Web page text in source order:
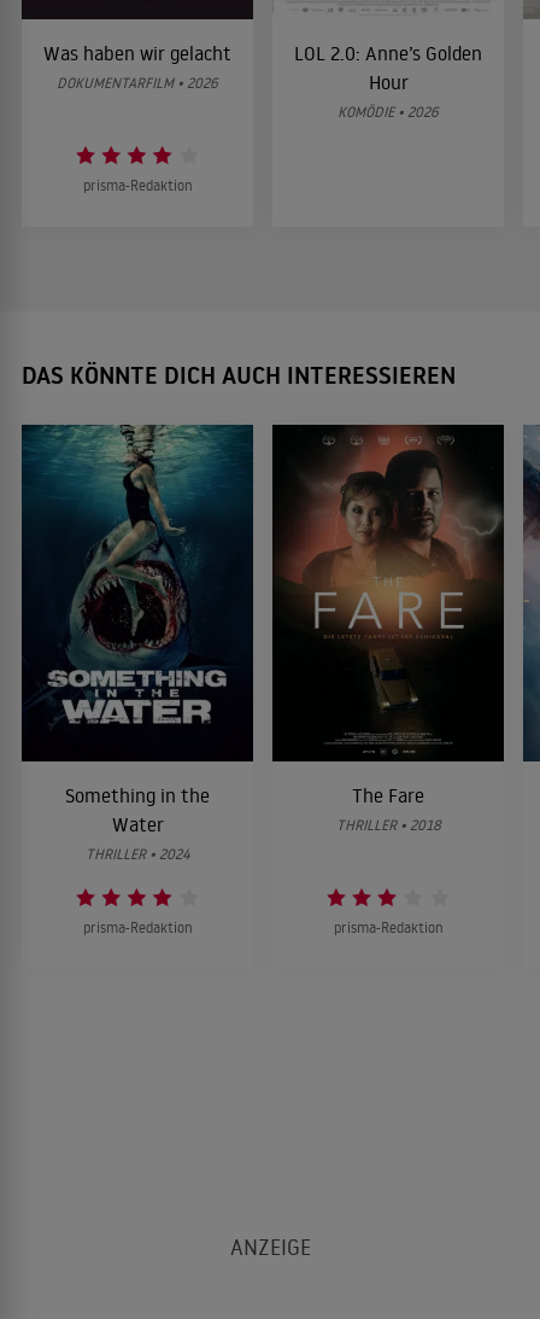
Was haben wir gelacht
DOKUMENTARFILM • 2026
prisma-Redaktion
LOL 2.0: Anne’s Golden
Hour
KOMÖDIE • 2026
DAS KÖNNTE DICH AUCH INTERESSIEREN
Something in the
Water
THRILLER • 2024
prisma-Redaktion
The Fare
THRILLER • 2018
prisma-Redaktion